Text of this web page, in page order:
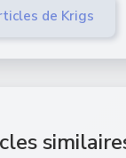
de Krigs